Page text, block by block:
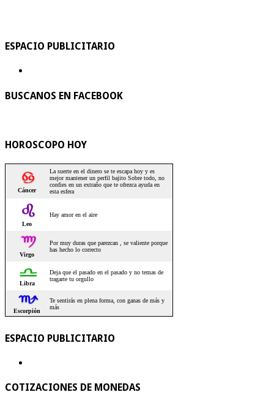
ESPACIO PUBLICITARIO
BUSCANOS EN FACEBOOK
HOROSCOPO HOY
ESPACIO PUBLICITARIO
COTIZACIONES DE MONEDAS